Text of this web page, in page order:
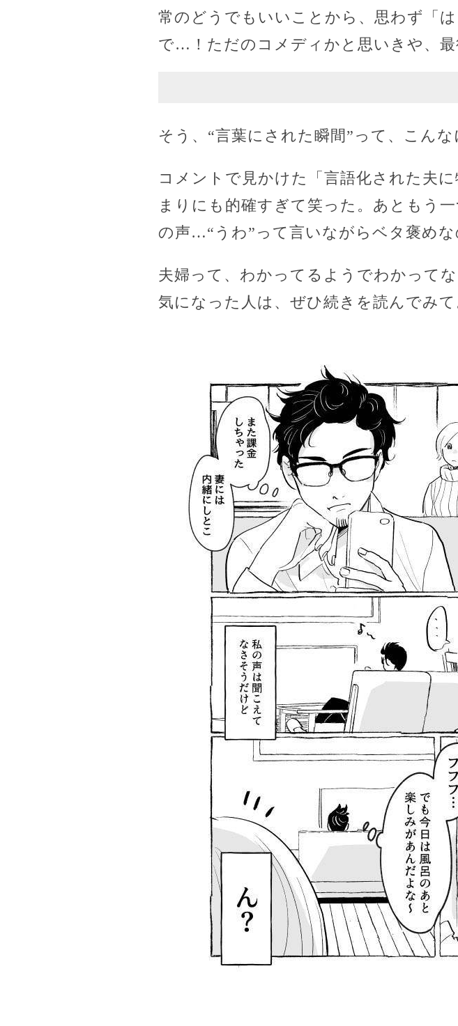
常のどうでもいいことから、思わず「
で…！ただのコメディかと思いきや、最
そう、“言葉にされた瞬間”って、こん
コメントで見かけた「言語化された夫
まりにも的確すぎて笑った。あともう
の声…“うわ”って言いながらベタ褒めな
夫婦って、わかってるようでわかって
気になった人は、ぜひ続きを読んでみて